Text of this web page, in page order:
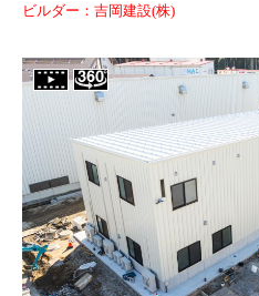
ビルダー：吉岡建設(株)